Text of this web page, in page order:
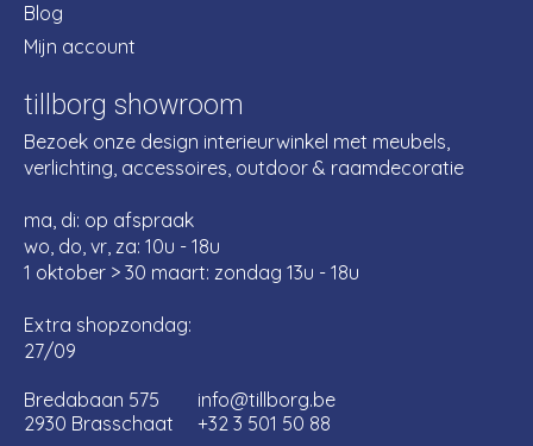
Blog
Mijn account
tillborg showroom
Bezoek onze design interieurwinkel met meubels,
verlichting, accessoires, outdoor & raamdecoratie
ma, di: op afspraak
wo, do, vr, za: 10u - 18u
1 oktober > 30 maart: zondag 13u - 18u
Extra shopzondag:
27/09
Bredabaan 575
2930 Brasschaat
info@tillborg.be
+32 3 501 50 88